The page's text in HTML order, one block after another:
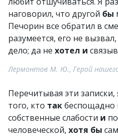
наговорил, что другой бы
Печорин все обратил в
разумеется, его не
дело; да не хотел и
Лермонтов М. Ю., Герой
Перечитывая эти записки,
того, кто такбеспощадно
собственные слабости и
человеческой, хотя бы